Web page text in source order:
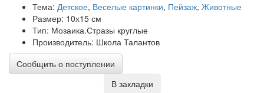
Тема: Детское, Веселые картинки, Пейзаж, Животные
Размер: 10х15 см
Тип: Мозаика.Стразы круглые
Производитель: Школа Талантов
Сообщить о поступлении
В закладки